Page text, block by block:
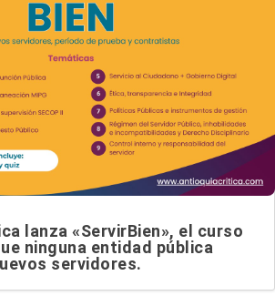
lanza «ServirBien», el curso
ninguna entidad pública
servidores.